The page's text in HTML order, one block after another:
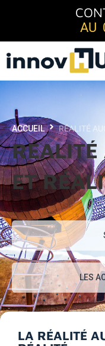
AU
RÉALITÉ
ET
ACCUEIL RÉALITÉ
LES
LA RÉALITÉ